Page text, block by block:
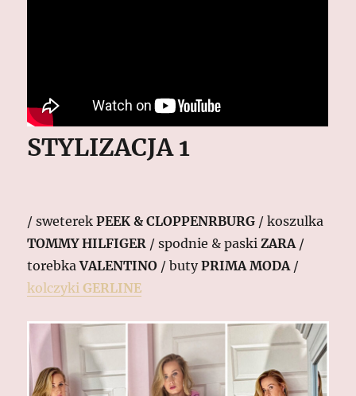
STYLIZACJA 1
/ sweterekPEEK & CLOPPENRBURG / koszulka
TOMMY HILFIGER / spodnie & paskiZARA /
torebkaVALENTINO / butyPRIMA MODA /
kolczykiGERLINE